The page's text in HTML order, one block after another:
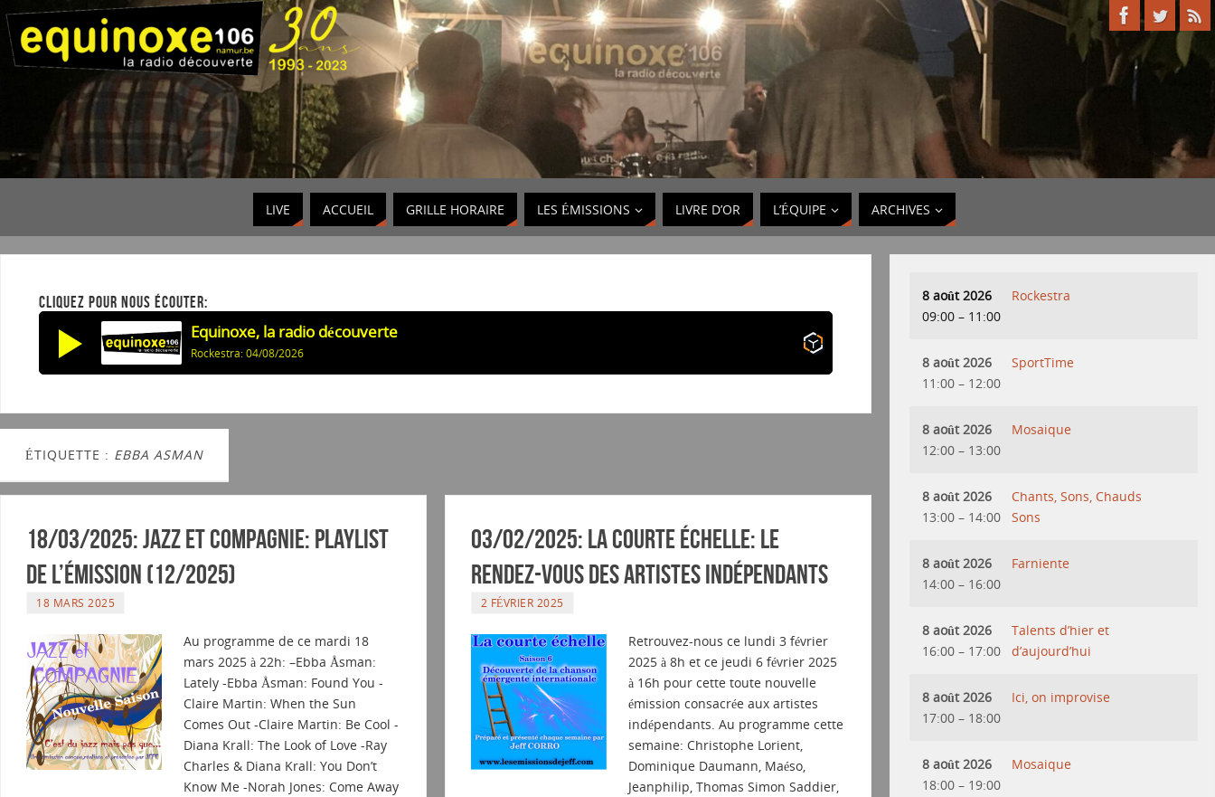
LIVE ACCUEIL GRILLE HORAIRE LES ÉMISSIONS LIVRE D’OR L’ÉQUIPE ARCHIVES
CLIQUEZ POUR NOUS ÉCOUTER:
Equinoxe, la radio découverte
Rockestra: 04/08/2026
ÉTIQUETTE : EBBA ASMAN
18/03/2025: Jazz et Compagnie: Playlist
de l’émission (12/2025)
18 MARS 2025
Au programme de ce mardi 18
mars 2025 à 22h: –Ebba Åsman:
Lately -Ebba Åsman: Found You -
Claire Martin: When the Sun
Comes Out -Claire Martin: Be Cool -
Diana Krall: The Look of Love -Ray
Charles & Diana Krall: You Don’t
Know Me -Norah Jones: Come Away
03/02/2025: La courte échelle: Le
rendez-vous des artistes indépendants
2 FÉVRIER 2025
Retrouvez-nous ce lundi 3 février
2025 à 8h et ce jeudi 6 février 2025
à 16h pour cette toute nouvelle
émission consacrée aux artistes
indépendants. Au programme cette
semaine: Christophe Lorient,
Dominique Daumann, Maéso,
Jeanphilip, Thomas Simon Saddier,
8 août 2026
09:00 – 11:00
Rockestra
8 août 2026
11:00 – 12:00
SportTime
8 août 2026
12:00 – 13:00
Mosaique
8 août 2026
13:00 – 14:00
Chants, Sons, Chauds
Sons
8 août 2026
14:00 – 16:00
Farniente
8 août 2026
16:00 – 17:00
Talents d’hier et
d’aujourd’hui
8 août 2026
17:00 – 18:00
Ici, on improvise
8 août 2026
18:00 – 19:00
Mosaique